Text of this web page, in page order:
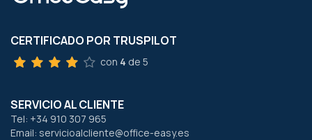
CERTIFICADO POR TRUSPILOT
con 4 de 5
SERVICIO AL CLIENTE
Tel: +34 910 307 965
Email: servicioalcliente@office-easy.es